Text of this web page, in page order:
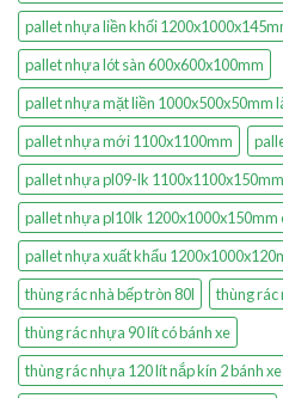
pallet nhựa liền khối
pallet nhựa lót sàn 600x600x100mm
pallet nhựa mặt liền 1000x500x50mm
pallet nhựa mới 1100x1100mm
pallet nhựa pl09-lk 1100x1100x150mm
pallet nhựa pl10lk 1200x1000x150mm
pallet nhựa xuất khẩu
thùng rác nhà bếp tròn 80l
thùng rác
thùng rác nhựa 90 lít có bánh xe
thùng rác nhựa 120 lít nắp kín 2 bánh